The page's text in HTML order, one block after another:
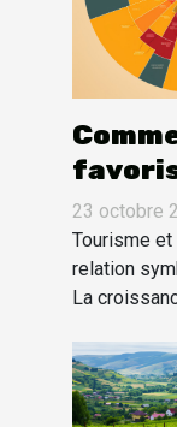
23 octobre
Tourisme
relation
La